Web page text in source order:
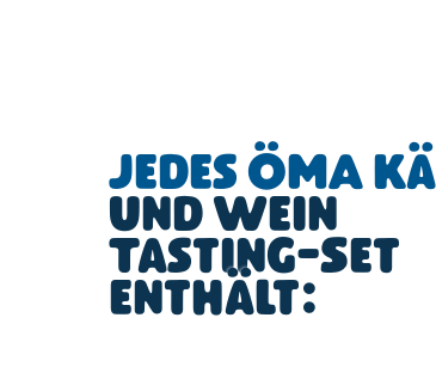
Jedes ÖMA
und Wein
Tasting-Set
enthält: